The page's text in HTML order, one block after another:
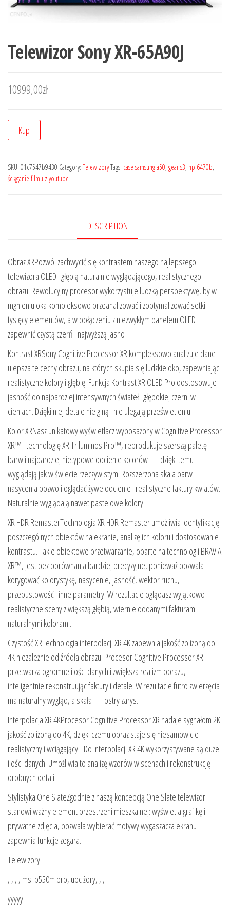
Telewizor Sony XR-65A90J
10999,00zł
Kup
SKU: 01c7547b9430 Category: TelewizoryTags: case samsung a50, gear s3, hp 6470b,
ściąganie filmu z youtube
DESCRIPTION
Obraz XRPozwól zachwycić się kontrastem naszego najlepszego
telewizora OLED i głębią naturalnie wyglądającego, realistycznego
obrazu. Rewolucyjny procesor wykorzystuje ludzką perspektywę, by w
mgnieniu oka kompleksowo przeanalizować i zoptymalizować setki
tysięcy elementów, a w połączeniu z niezwykłym panelem OLED
zapewnić czystą czerń i najwyższą jasno
Kontrast XRSony Cognitive Processor XR kompleksowo analizuje dane i
ulepsza te cechy obrazu, na których skupia się ludzkie oko, zapewniając
realistyczne kolory i głębię. Funkcja Kontrast XR OLED Pro dostosowuje
jasność do najbardziej intensywnych świateł i głębokiej czerni w
cieniach. Dzięki niej detale nie giną i nie ulegają prześwietleniu.
Kolor XRNasz unikatowy wyświetlacz wyposażony w Cognitive Processor
XR™ i technologię XR Triluminos Pro™, reprodukuje szerszą paletę
barw i najbardziej nietypowe odcienie kolorów — dzięki temu
wyglądają jak w świecie rzeczywistym. Rozszerzona skala barw i
nasycenia pozwoli oglądać żywe odcienie i realistyczne faktury kwiatów.
Naturalnie wyglądają nawet pastelowe kolory.
XR HDR RemasterTechnologia XR HDR Remaster umożliwia identyfikację
poszczególnych obiektów na ekranie, analizę ich koloru i dostosowanie
kontrastu. Takie obiektowe przetwarzanie, oparte na technologii BRAVIA
XR™, jest bez porównania bardziej precyzyjne, ponieważ pozwala
korygować kolorystykę, nasycenie, jasność, wektor ruchu,
przepustowość i inne parametry. W rezultacie oglądasz wyjątkowo
realistyczne sceny z większą głębią, wiernie oddanymi fakturami i
naturalnymi kolorami.
Czystość XRTechnologia interpolacji XR 4K zapewnia jakość zbliżoną do
4K niezależnie od źródła obrazu. Procesor Cognitive Processor XR
przetwarza ogromne ilości danych i zwiększa realizm obrazu,
inteligentnie rekonstruując faktury i detale. W rezultacie futro zwierzęcia
ma naturalny wygląd, a skała — ostry zarys.
Interpolacja XR 4KProcesor Cognitive Processor XR nadaje sygnałom 2K
jakość zbliżoną do 4K, dzięki czemu obraz staje się niesamowicie
realistyczny i wciągający. Do interpolacji XR 4K wykorzystywane są duże
ilości danych. Umożliwia to analizę wzorów w scenach i rekonstrukcję
drobnych detali.
Stylistyka One SlateZgodnie z naszą koncepcją One Slate telewizor
stanowi ważny element przestrzeni mieszkalnej: wyświetla grafikę i
prywatne zdjęcia, pozwala wybierać motywy wygaszacza ekranu i
zapewnia funkcje zegara.
Telewizory
, , , , msi b550m pro, upc żory, , ,
yyyyy